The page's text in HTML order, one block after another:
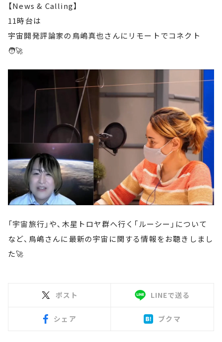
【News & Calling】
11時台は
宇宙開発評論家の鳥嶋真也さんにリモートでコネクト
🧑‍🚀
「宇宙旅行」や、木星トロヤ群へ行く「ルーシー」について
など、鳥嶋さんに最新の宇宙に関する情報をお聴きしまし
た🚀
ポスト LINEで送る
シェア ブクマ